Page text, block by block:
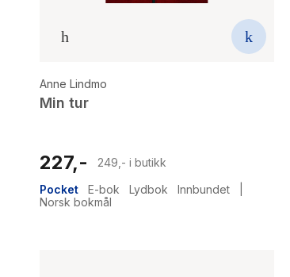
Anne Lindmo
Min tur
227,-
249,- i butikk
Pocket
E-bok Lydbok Innbundet
Norsk bokmål